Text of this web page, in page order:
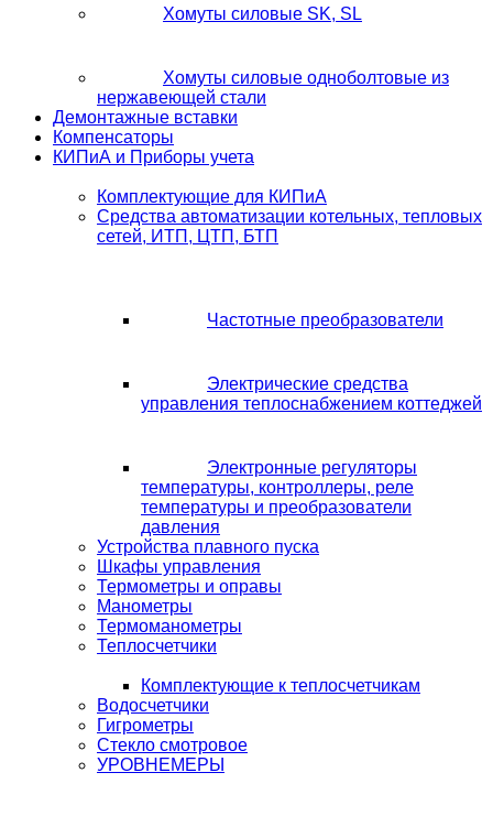
Хомуты силовые SK, SL
Хомуты силовые одноболтовые из
нержавеющей стали
Демонтажные вставки
Компенсаторы
КИПиА и Приборы учета
Комплектующие для КИПиА
Средства автоматизации котельных, тепловых
сетей, ИТП, ЦТП, БТП
Частотные преобразователи
Электрические средства
управления теплоснабжением коттеджей
Электронные регуляторы
температуры, контроллеры, реле
температуры и преобразователи
давления
Устройства плавного пуска
Шкафы управления
Термометры и оправы
Манометры
Термоманометры
Теплосчетчики
Комплектующие к теплосчетчикам
Водосчетчики
Гигрометры
Стекло смотровое
УРОВНЕМЕРЫ